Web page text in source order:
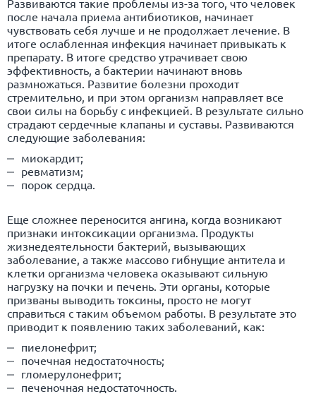
после начала приема антибиотиков, начинает
чувствовать себя лучше и не продолжает лечение. В
итоге ослабленная инфекция начинает привыкать к
препарату. В итоге средство утрачивает свою
эффективность, а бактерии начинают вновь
размножаться. Развитие болезни проходит
стремительно, и при этом организм направляет все
свои силы на борьбу с инфекцией. В результате сильно
страдают сердечные клапаны и суставы. Развиваются
следующие заболевания:
миокардит;
ревматизм;
порок сердца.
Еще сложнее переносится ангина, когда возникают
признаки интоксикации организма. Продукты
жизнедеятельности бактерий, вызывающих
заболевание, а также массово гибнущие антитела и
клетки организма человека оказывают сильную
нагрузку на почки и печень. Эти органы, которые
призваны выводить токсины, просто не могут
справиться с таким объемом работы. В результате это
приводит к появлению таких заболеваний, как:
пиелонефрит;
почечная недостаточность;
гломерулонефрит;
печеночная недостаточность.